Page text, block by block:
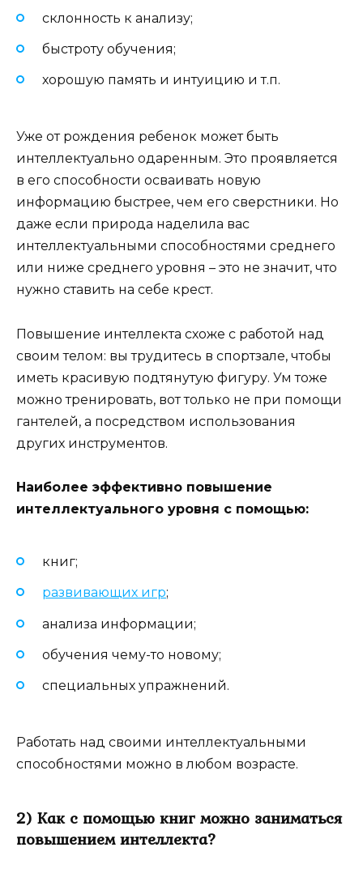
склонность к анализу;
быстроту обучения;
хорошую память и интуицию и т.п.
Уже от рождения ребенок может быть
интеллектуально одаренным. Это проявляется
в его способности осваивать новую
информацию быстрее, чем его сверстники. Но
даже если природа наделила вас
интеллектуальными способностями среднего
или ниже среднего уровня – это не значит, что
нужно ставить на себе крест.
Повышение интеллекта схоже с работой над
своим телом: вы трудитесь в спортзале, чтобы
иметь красивую подтянутую фигуру. Ум тоже
можно тренировать, вот только не при помощи
гантелей, а посредством использования
других инструментов.
Наиболее эффективно повышение
интеллектуального уровня с помощью:
книг;
развивающих игр;
анализа информации;
обучения чему-то новому;
специальных упражнений.
Работать над своими интеллектуальными
способностями можно в любом возрасте.
2) Как с помощью книг можно заниматься
повышением интеллекта?